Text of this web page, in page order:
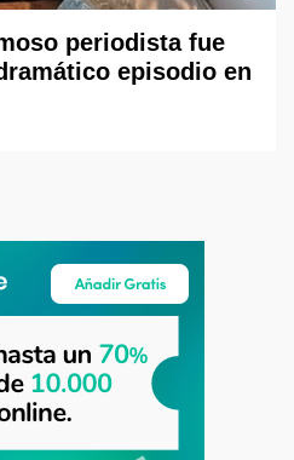
periodista fue
episodio en